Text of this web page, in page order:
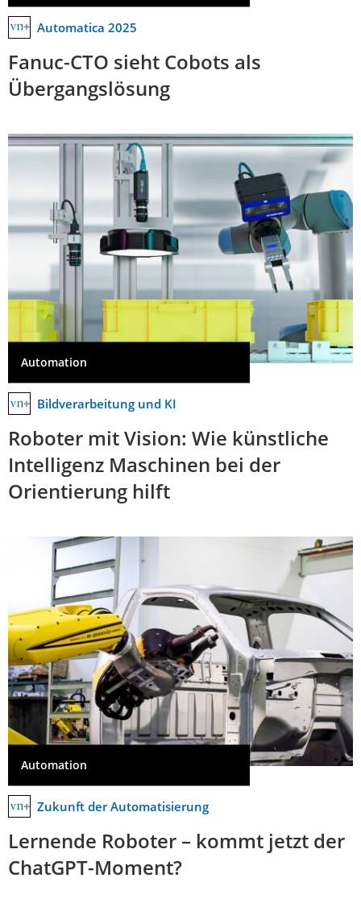
Automatica 2025
Fanuc-CTO sieht Cobots als
Übergangslösung
Automation
Bildverarbeitung und KI
Roboter mit Vision: Wie künstliche
Intelligenz Maschinen bei der
Orientierung hilft
Automation
Zukunft der Automatisierung
Lernende Roboter – kommt jetzt der
ChatGPT-Moment?